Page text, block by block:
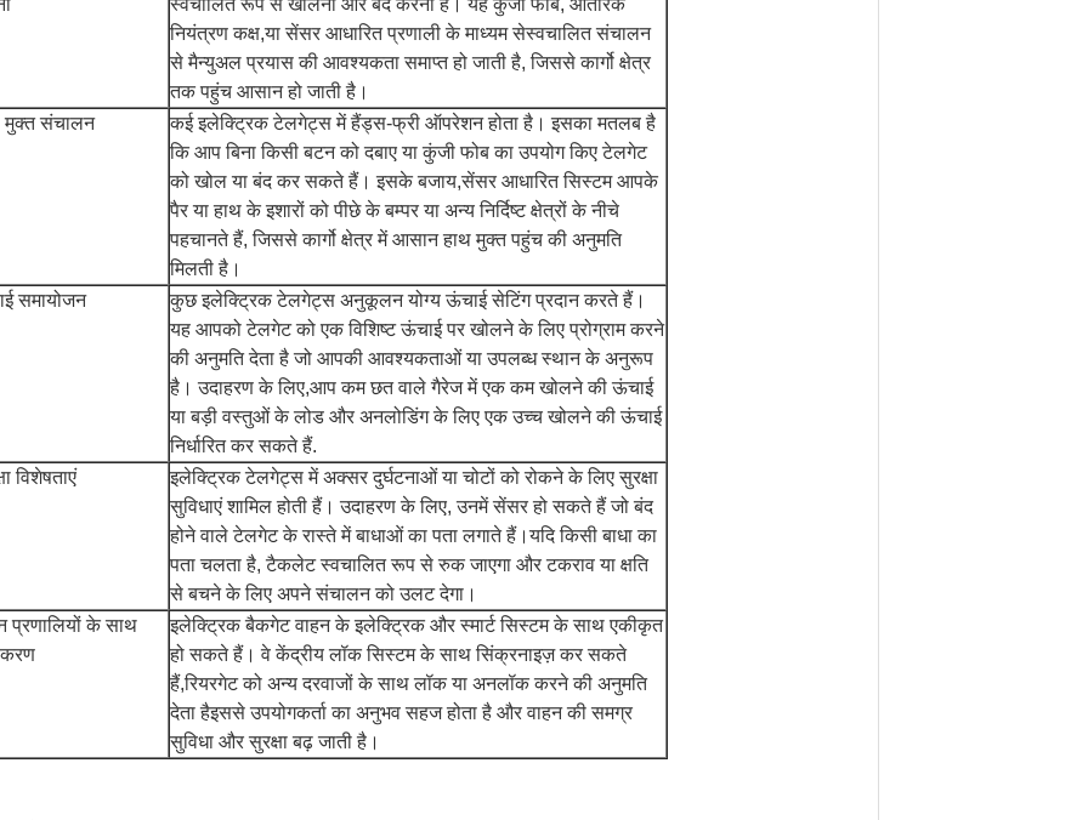
स्वचालित रूप से खोलना और बंद करना है। यह कुंजी फोब, आंतरिक
नियंत्रण कक्ष,या सेंसर आधारित प्रणाली के माध्यम सेस्वचालित संचालन
से मैन्युअल प्रयास की आवश्यकता समाप्त हो जाती है, जिससे कार्गो क्षेत्र
तक पहुंच आसान हो जाती है।
मुक्त संचालन
कई इलेक्ट्रिक टेलगेट्स में हैंड्स-फ्री ऑपरेशन होता है। इसका मतलब है
कि आप बिना किसी बटन को दबाए या कुंजी फोब का उपयोग किए टेलगेट
को खोल या बंद कर सकते हैं। इसके बजाय,सेंसर आधारित सिस्टम आपके
पैर या हाथ के इशारों को पीछे के बम्पर या अन्य निर्दिष्ट क्षेत्रों के नीचे
पहचानते हैं, जिससे कार्गो क्षेत्र में आसान हाथ मुक्त पहुंच की अनुमति
मिलती है।
समायोजन
कुछ इलेक्ट्रिक टेलगेट्स अनुकूलन योग्य ऊंचाई सेटिंग प्रदान करते हैं।
यह आपको टेलगेट को एक विशिष्ट ऊंचाई पर खोलने के लिए प्रोग्राम करने
की अनुमति देता है जो आपकी आवश्यकताओं या उपलब्ध स्थान के अनुरूप
है। उदाहरण के लिए,आप कम छत वाले गैरेज में एक कम खोलने की ऊंचाई
या बड़ी वस्तुओं के लोड और अनलोडिंग के लिए एक उच्च खोलने की ऊंचाई
निर्धारित कर सकते हैं.
विशेषताएं
इलेक्ट्रिक टेलगेट्स में अक्सर दुर्घटनाओं या चोटों को रोकने के लिए सुरक्षा
सुविधाएं शामिल होती हैं। उदाहरण के लिए, उनमें सेंसर हो सकते हैं जो बंद
होने वाले टेलगेट के रास्ते में बाधाओं का पता लगाते हैं।यदि किसी बाधा का
पता चलता है, टैकलेट स्वचालित रूप से रुक जाएगा और टकराव या क्षति
से बचने के लिए अपने संचालन को उलट देगा।
प्रणालियों के साथ
इलेक्ट्रिक बैकगेट वाहन के इलेक्ट्रिक और स्मार्ट सिस्टम के साथ एकीकृत
हो सकते हैं। वे केंद्रीय लॉक सिस्टम के साथ सिंक्रनाइज़ कर सकते
हैं,रियरगेट को अन्य दरवाजों के साथ लॉक या अनलॉक करने की अनुमति
देता हैइससे उपयोगकर्ता का अनुभव सहज होता है और वाहन की समग्र
सुविधा और सुरक्षा बढ़ जाती है।